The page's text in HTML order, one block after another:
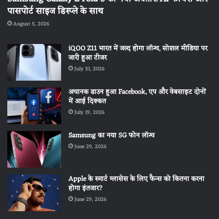
पासपोर्ट साइज डिस्प्ले के साथ
August 5, 2026
iQOO Z11 भारत में जल्द होगा लॉन्च, सोशल मीडिया पर
जारी हुआ टीजर
July 31, 2026
अचानक डाउन हुआ Facebook, एप और वेबसाइट दोनों
में आई दिक्कत
July 19, 2026
Samsung का नया 5G फोन लॉन्च
June 29, 2026
Apple के स्मार्ट ग्लासेस के लिए फैन्स को कितना करना
होगा इंतजार?
June 29, 2026